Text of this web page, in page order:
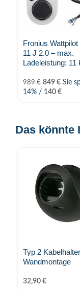
Fronius
11 J 2.0 – max.
Ladeleistung: 11
989€ 849 € Sie
14% / 140 €
Das könnte
Typ 2
Wandmontage
32,90 €